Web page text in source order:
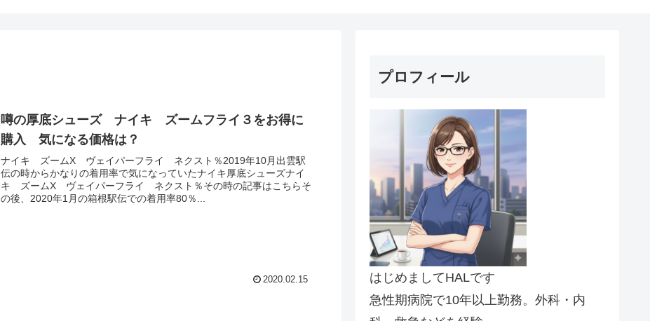
噂の厚底シューズ ナイキ ズームフライ３をお得に
購入 気になる価格は？
ナイキ ズームX ヴェイパーフライ ネクスト％2019年10月出雲駅
伝の時からかなりの着用率で気になっていたナイキ厚底シューズナイ
キ ズームX ヴェイパーフライ ネクスト％その時の記事はこちらそ
の後、2020年1月の箱根駅伝での着用率80％...
2020.02.15
プロフィール
はじめましてHALです
急性期病院で10年以上勤務。外科・内